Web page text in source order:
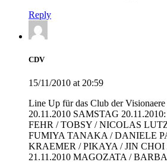
Reply
CDV
15/11/2010 at 20:59
Line Up für das Club der
20.11.2010 SAMSTAG
FEHR / TOBSY / NICOLAS
FUMIYA TANAKA / DANIELE
KRAEMER / PIKAYA / JIN
21.11.2010 MAGOZATA /